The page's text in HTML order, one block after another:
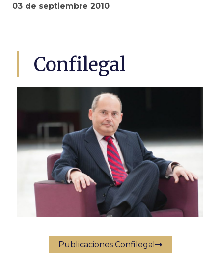
03 de septiembre 2010
Confilegal
Publicaciones Confilegal